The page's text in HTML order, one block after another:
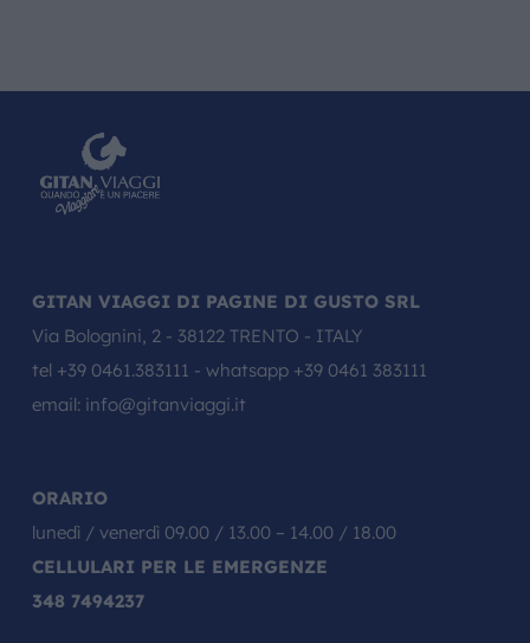
GITAN VIAGGI DI PAGINE DI GUSTO SRL
Via Bolognini, 2 - 38122 TRENTO - ITALY
tel +39 0461.383111 - whatsapp +39 0461 383111
email: info@gitanviaggi.it
ORARIO
lunedì / venerdì 09.00 / 13.00 – 14.00 / 18.00
CELLULARI PER LE EMERGENZE
348 7494237